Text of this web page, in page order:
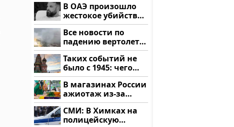
В ОАЭ произошло
жестокое убийство
криптомиллионера
Все новости по
падению вертолета
на Кавказе: читать
здесь
Таких событий не
было с 1945: чего
ждать всем нам?
В магазинах России
ажиотаж из-за
этого продукта: что
купить?
СМИ: В Химках на
полицейскую